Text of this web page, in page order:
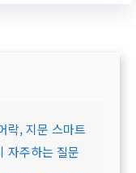
락, 지문 스마트
자주하는 질문